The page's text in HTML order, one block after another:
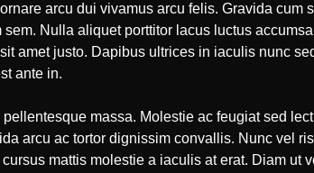
arcu dui vivamus arcu felis. Gravida
Nulla aliquet porttitor lacus luctus
amet justo. Dapibus ultrices in iaculis nunc
ante in.
massa. Molestie ac feugiat sed
arcu ac tortor dignissim convallis. Nunc vel
mattis molestie a iaculis at erat. Diam ut